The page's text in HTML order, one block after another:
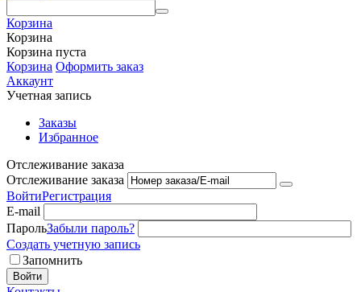
Корзина
Корзина
Корзина пуста
Корзина Оформить заказ
Аккаунт
Учетная запись
Заказы
Избранное
Отслеживание заказа
Отслеживание заказа
ВойтиРегистрация
E-mail
ПарольЗабыли пароль?
Создать учетную запись
Запомнить
Войти